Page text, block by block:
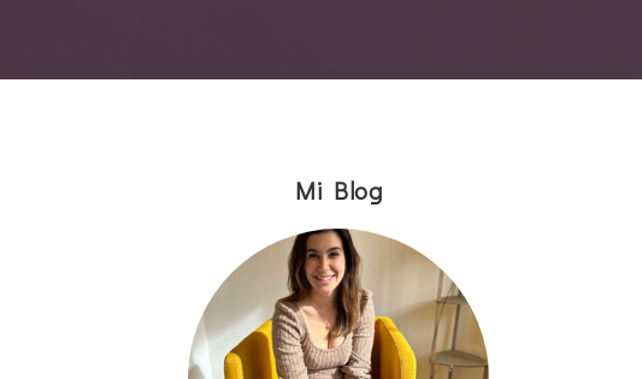
Mi Blog